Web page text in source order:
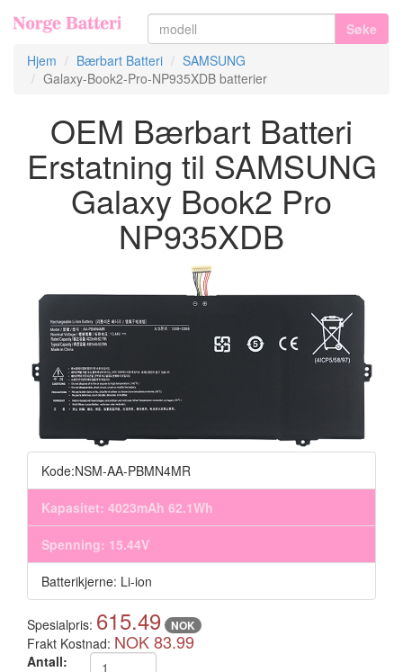
Søke
Hjem
Bærbart Batteri
SAMSUNG
Galaxy-Book2-Pro-NP935XDB batterier
OEM Bærbart Batteri
Erstatning til SAMSUNG
Galaxy Book2 Pro
NP935XDB
Kode:NSM-AA-PBMN4MR
Kapasitet: 4023mAh 62.1Wh
Spenning: 15.44V
Batterikjerne: Li-ion
Spesialpris: 615.49 NOK
Frakt Kostnad: NOK 83.99
Antall: